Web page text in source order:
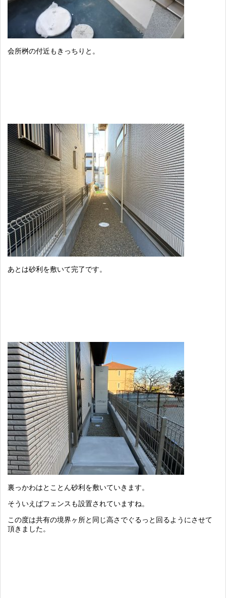
会所桝の付近もきっちりと。
あとは砂利を敷いて完了です。
裏っかわはとことん砂利を敷いていきます。
そういえばフェンスも設置されていますね。
この度は共有の境界ヶ所と同じ高さでぐるっと回るようにさせて
頂きました。